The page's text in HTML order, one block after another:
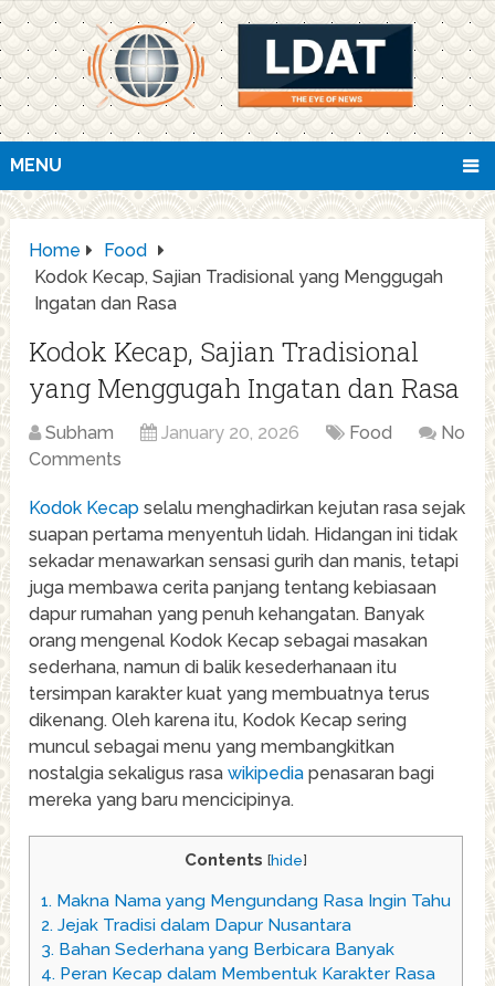
MENU
Home
Food
Kodok Kecap, Sajian Tradisional yang Menggugah
Ingatan dan Rasa
Kodok Kecap, Sajian Tradisional
yang Menggugah Ingatan dan Rasa
Subham January 20, 2026 Food
No
Comments
Kodok Kecap selalu menghadirkan kejutan rasa sejak
suapan pertama menyentuh lidah. Hidangan ini tidak
sekadar menawarkan sensasi gurih dan manis, tetapi
juga membawa cerita panjang tentang kebiasaan
dapur rumahan yang penuh kehangatan. Banyak
orang mengenal Kodok Kecap sebagai masakan
sederhana, namun di balik kesederhanaan itu
tersimpan karakter kuat yang membuatnya terus
dikenang. Oleh karena itu, Kodok Kecap sering
muncul sebagai menu yang membangkitkan
nostalgia sekaligus rasawikipedia penasaran bagi
mereka yang baru mencicipinya.
Contents [hide]
1. Makna Nama yang Mengundang Rasa Ingin Tahu
2. Jejak Tradisi dalam Dapur Nusantara
3. Bahan Sederhana yang Berbicara Banyak
4. Peran Kecap dalam Membentuk Karakter Rasa